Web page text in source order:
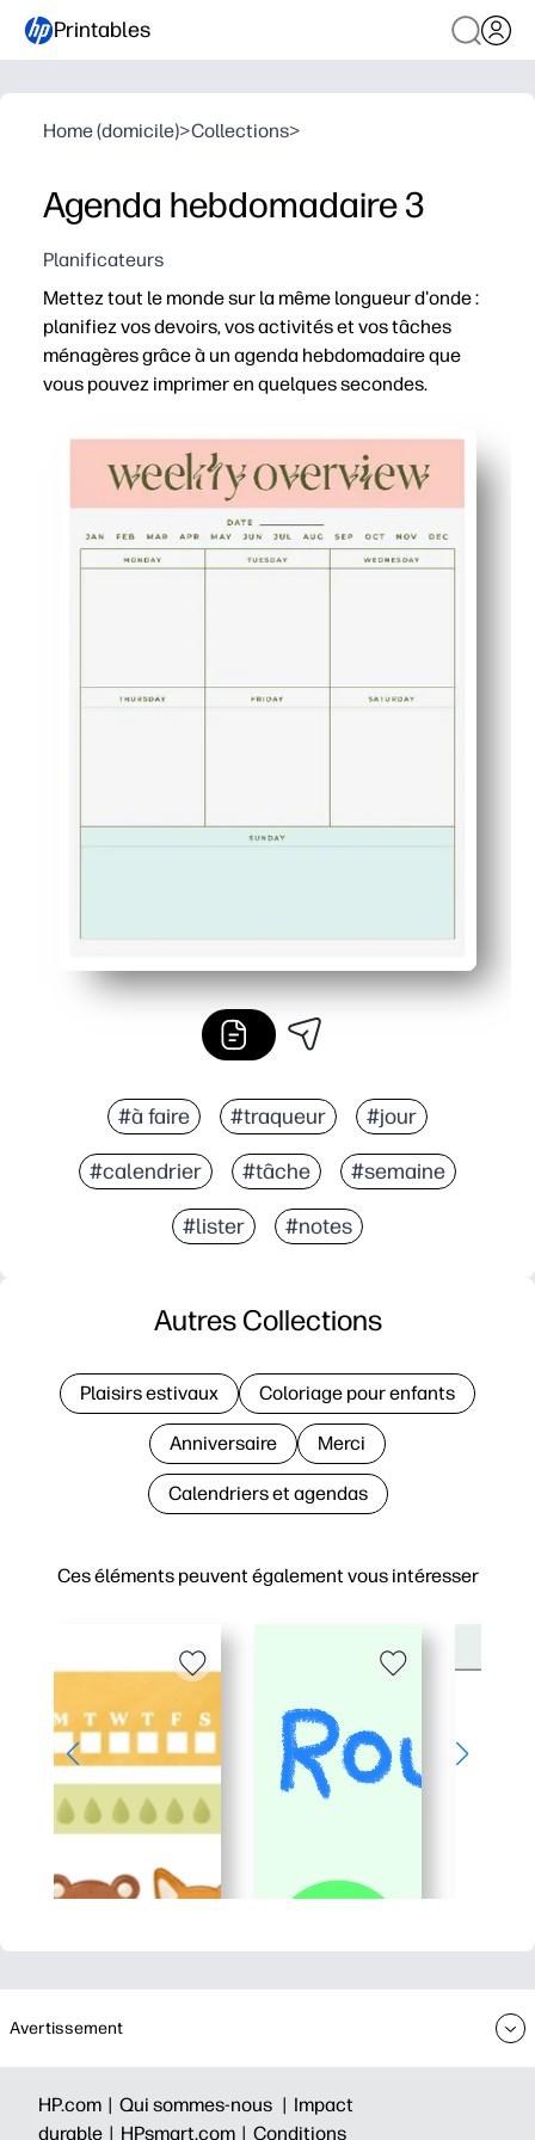
Printables
Home (domicile)>Collections>
Agenda hebdomadaire 3
Planificateurs
Mettez tout le monde sur la même longueur d'onde :
planifiez vos devoirs, vos activités et vos tâches
ménagères grâce à un agenda hebdomadaire que
vous pouvez imprimer en quelques secondes.
Configuration sans préparation : imprimez-en une ou
Une présentation claire de la semaine en un coup
Des espaces flexibles pour les devoirs, les tâches
Adapté aux enfants pour les salles de classe et les
#à faire #traqueur #jour
#calendrier #tâche #semaine
#lister #notes
Ces éléments peuvent également vous intéresser
Autres Collections
Plaisirs estivaux Coloriage pour enfants
Anniversaire Merci
Calendriers et agendas
Avertissement
HP.com | Qui sommes-nous | Impact
durable | HPsmart.com | Conditions